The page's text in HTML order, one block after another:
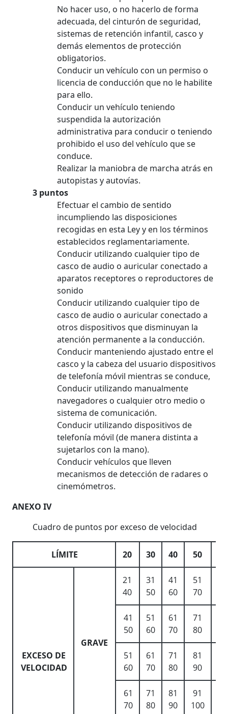
No hacer uso, o no hacerlo de forma
adecuada, del cinturón de seguridad,
sistemas de retención infantil, casco y
demás elementos de protección
obligatorios.
Conducir un vehículo con un permiso o
licencia de conducción que no le habilite
para ello.
Conducir un vehículo teniendo
suspendida la autorización
administrativa para conducir o teniendo
prohibido el uso del vehículo que se
conduce.
Realizar la maniobra de marcha atrás en
autopistas y autovías.
3 puntos
Efectuar el cambio de sentido
incumpliendo las disposiciones
recogidas en esta Ley y en los términos
establecidos reglamentariamente.
Conducir utilizando cualquier tipo de
casco de audio o auricular conectado a
aparatos receptores o reproductores de
sonido
Conducir utilizando cualquier tipo de
casco de audio o auricular conectado a
otros dispositivos que disminuyan la
atención permanente a la conducción.
Conducir manteniendo ajustado entre el
casco y la cabeza del usuario dispositivos
de telefonía móvil mientras se conduce,
Conducir utilizando manualmente
navegadores o cualquier otro medio o
sistema de comunicación.
Conducir utilizando dispositivos de
telefonía móvil (de manera distinta a
sujetarlos con la mano).
Conducir vehículos que lleven
mecanismos de detección de radares o
cinemómetros.
ANEXO IV
Cuadro de puntos por exceso de velocidad
LÍMITE 20 30 40 50
EXCESO DE
VELOCIDAD
GRAVE
21
40
31
50
41
60
51
70
41
50
51
60
61
70
71
80
51
60
61
70
71
80
81
90
61
70
71
80
81
90
91
100